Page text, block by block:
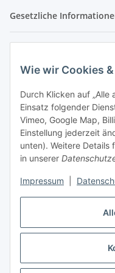
Wie wir Cookies
Durch Klicken auf „Alle
Einsatz folgender
Vimeo, Google Map,
Einstellung jederzeit
unten). Weitere Details
in unserer
Impressum
Gesetzliche
Unser Partner:
Zahlung & Versand